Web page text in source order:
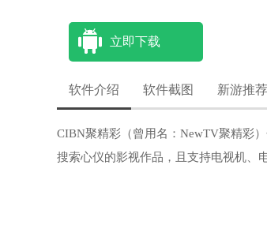
立即下载
软件介绍 软件截图 新游推荐
CIBN聚精彩（曾用名：NewTV聚精彩
搜索心仪的影视作品，且支持电视机、